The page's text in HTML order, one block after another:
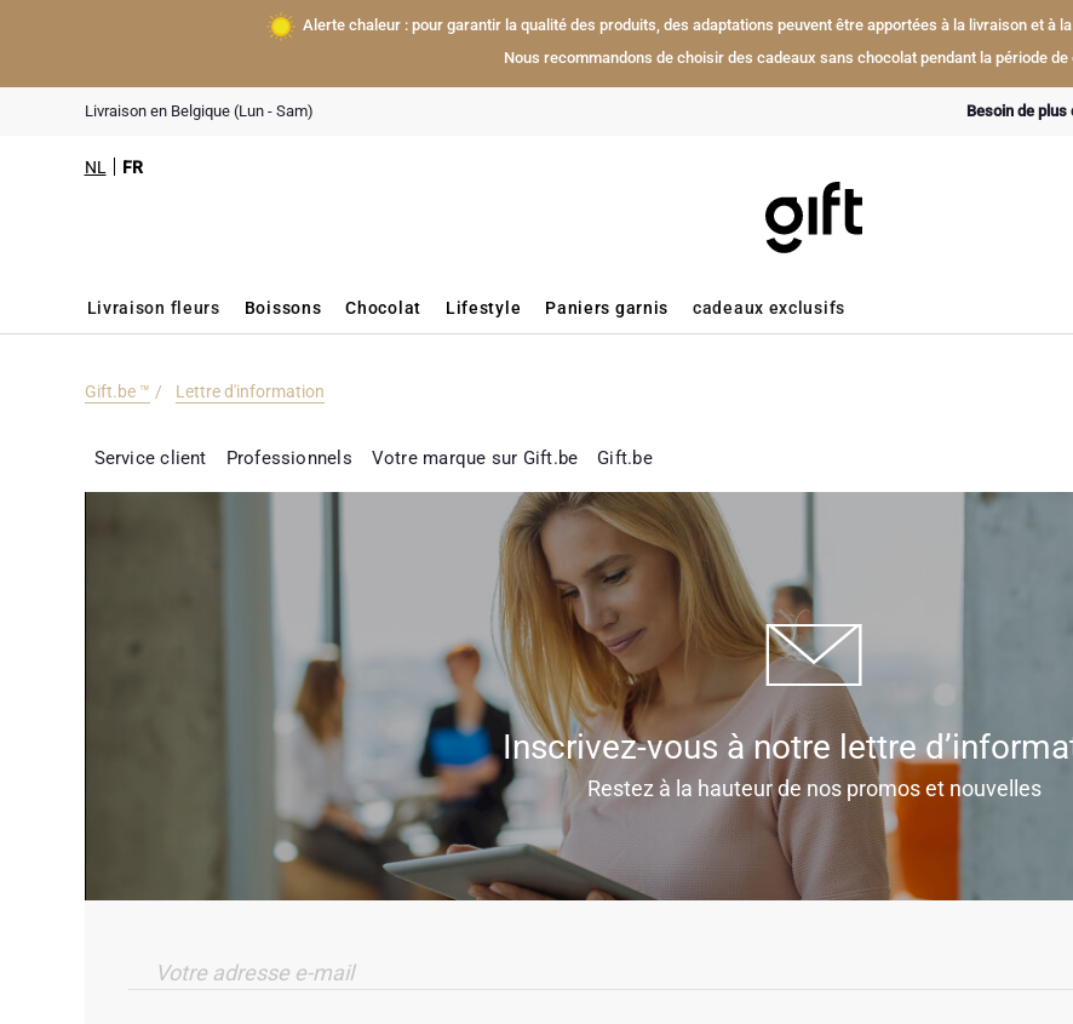
Alerte chaleur : pour garantir la qualité des produits, des adaptations peuvent être apportées à la livraison et à
Nous recommandons de choisir des cadeaux sans chocolat pendant la période de
Livraison en Belgique (Lun - Sam) Besoin de plus
NL FR
Livraison fleurs Boissons Chocolat Lifestyle Paniers garnis cadeaux exclusifs
Gift.be ™ Lettre d'information
Service client Professionnels Votre marque sur Gift.be Gift.be
Inscrivez-vous à notre lettre
Restez à la hauteur de nos promos et nouvelles
Votre adresse e-mail